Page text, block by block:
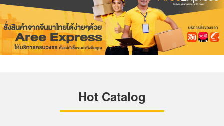
Hot Catalog